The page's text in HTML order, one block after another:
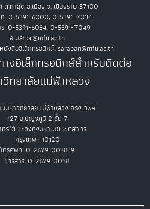
ต.ท่าสุด อ.เมือง จ. เชียงราย 57100
. 0-5391-6000, 0-5391-7034
ร. 0-5391-6034, 0-5391-7049
อีเมล: pr@mfu.ac.th
นังสืออิเล็กทรอนิกส์: saraban@mfu.ac.th
งอิเล็กทรอนิกส์สำหรับติดต่อ
วิทยาลัยแม่ฟ้าหลวง
มหาวิทยาลัยแม่ฟ้าหลวง กรุงเทพฯ
127 อ.ปัญจภูมิ 2 ชั้น 7
รใต้ แขวงทุ่งมหาเมฆ เขตสาทร
กรุงเทพฯ 10120
โทรศัพท์. 0-2679-0038-9
โทรสาร. 0-2679-0038